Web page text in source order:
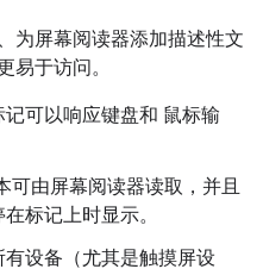
为屏幕阅读器添加描述性文
易于访问。
记可以响应键盘和 鼠标输
可由屏幕阅读器读取，并且
标记上时显示。
设备（尤其是触摸屏设